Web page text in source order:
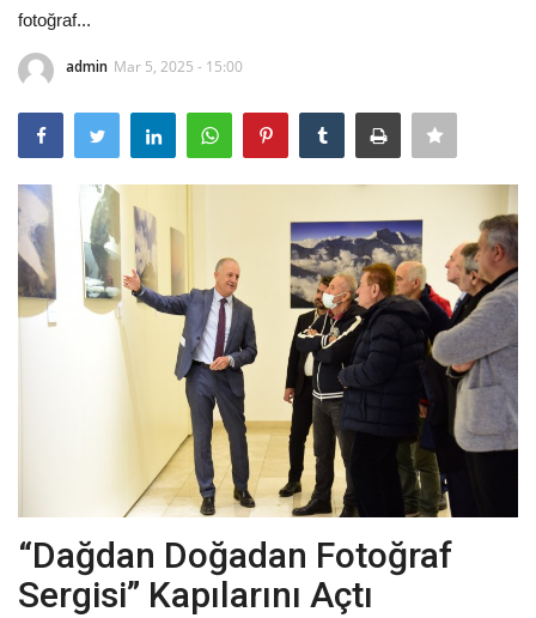
Ekonomi
Eğitim
Spor
İletişim
fotoğraf...
admin Mar 5, 2025 - 15:00
“Dağdan Doğadan Fotoğraf
Sergisi” Kapılarını Açtı